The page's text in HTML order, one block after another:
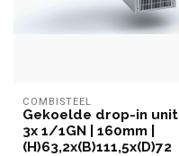
COMBISTEEL
Gekoelde drop-in unit |
3x 1/1GN | 160mm |
(H)63,2x(B)111,5x(D)72